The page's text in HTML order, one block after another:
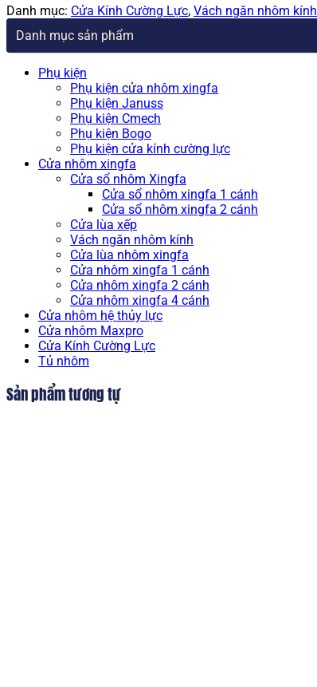
phòng
khách
hiện
đại
VN31
Danh mục: Cửa Kính Cường Lực, Vách ngăn nhôm kính
Danh mục sản phẩm
Phụ kiện
Phụ kiện cửa nhôm xingfa
Phụ kiện Januss
Phụ kiện Cmech
Phụ kiện Bogo
Phụ kiện cửa kính cường lực
Cửa nhôm xingfa
Cửa sổ nhôm Xingfa
Cửa sổ nhôm xingfa 1 cánh
Cửa sổ nhôm xingfa 2 cánh
Cửa lùa xếp
Vách ngăn nhôm kính
Cửa lùa nhôm xingfa
Cửa nhôm xingfa 1 cánh
Cửa nhôm xingfa 2 cánh
Cửa nhôm xingfa 4 cánh
Cửa nhôm hệ thủy lực
Cửa nhôm Maxpro
Cửa Kính Cường Lực
Tủ nhôm
Sản phẩm tương tự